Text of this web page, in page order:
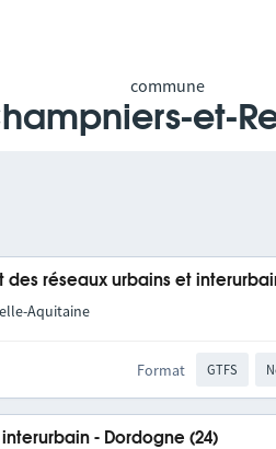
commune
et-
des réseaux urbains et
Aquitaine
Format GTFS
interurbain - Dordogne (24)